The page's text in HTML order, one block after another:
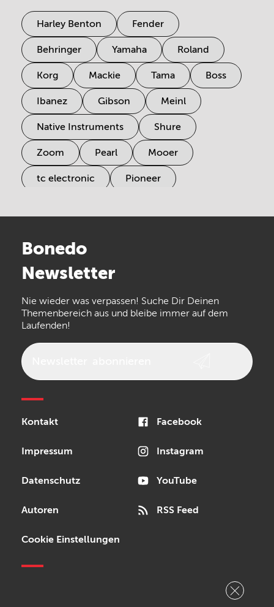
Harley Benton Fender
Behringer Yamaha Roland
Korg Mackie Tama Boss
Ibanez Gibson Meinl
Native Instruments Shure
Zoom Pearl Mooer
tc electronic Pioneer
Arturia
the t.bone
Walrus Audio Epiphone
Bonedo
Newsletter
Nie wieder was verpassen! Suche Dir Deinen
Themenbereich aus und bleibe immer auf dem
Laufenden!
Kontakt
Impressum
Datenschutz
Autoren
Cookie Einstellungen
Facebook
Instagram
YouTube
RSS Feed